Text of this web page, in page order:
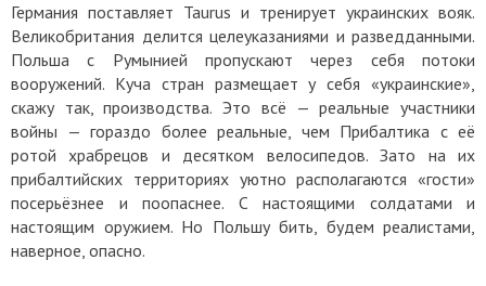
Германия поставляет Taurus и тренирует украинских вояк.
Великобритания делится целеуказаниями и разведданными.
Польша с Румынией пропускают через себя потоки
вооружений. Куча стран размещает у себя «украинские»,
скажу так, производства. Это всё — реальные участники
войны — гораздо более реальные, чем Прибалтика с её
ротой храбрецов и десятком велосипедов. Зато на их
прибалтийских территориях уютно располагаются «гости»
посерьёзнее и поопаснее. С настоящими солдатами и
настоящим оружием. Но Польшу бить, будем реалистами,
наверное, опасно.